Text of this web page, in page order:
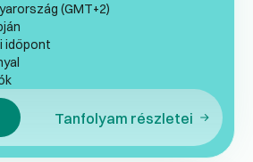
(GMT+2)
időpont
Tanfolyam részletei